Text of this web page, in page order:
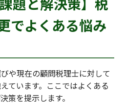
でよくある悩み
や現在の顧問税理士に対して
ています。ここではよくある
策を提示します。